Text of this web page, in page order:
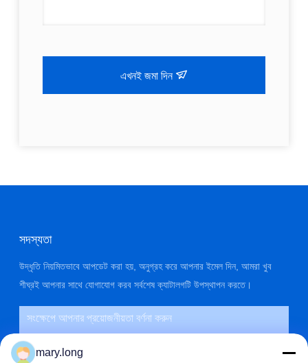
এখনই জমা দিন
সদস্যতা
উদ্ধৃতি নিয়মিতভাবে আপডেট করা হয়, অনুগ্রহ করে আপনার ইমেল দিন, আমরা খুব
শীঘ্রই আপনার সাথে যোগাযোগ করব সর্বশেষ ক্যাটালগটি উপস্থাপন করতে।
mary.long